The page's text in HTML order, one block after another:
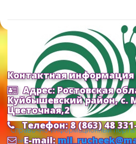
Cправочно-информационный портал
язык»
Контактная информация
Адрес: Ростовская
Куйбышевский район, с.
Цветочная,2
Телефон: 8 (863) 48
E-mail: